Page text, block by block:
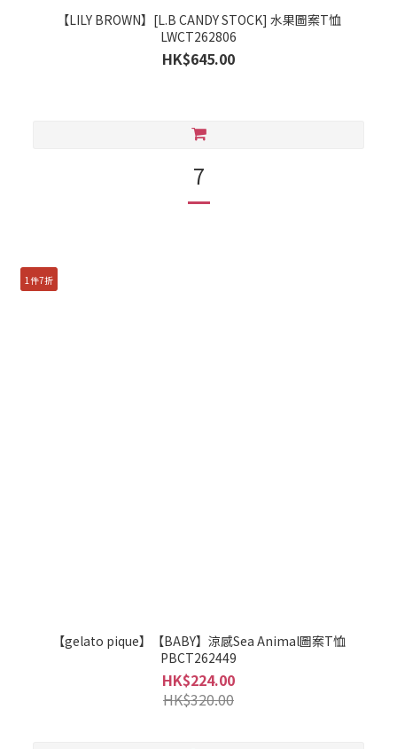
【LILY BROWN】[L.B CANDY STOCK] 水果圖案T恤
LWCT262806
HK$645.00
7
1件7折
【gelato pique】【BABY】涼感Sea Animal圖案T恤
PBCT262449
HK$224.00
HK$320.00